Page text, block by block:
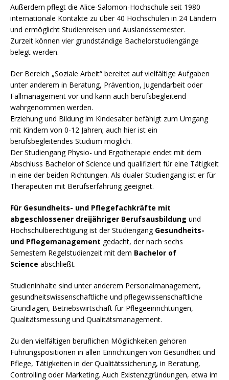
Außerdem pflegt die Alice-Salomon-Hochschule seit 1980
internationale Kontakte zu über 40 Hochschulen in 24 Ländern
und ermöglicht Studienreisen und Auslandssemester.
Zurzeit können vier grundständige Bachelorstudiengänge
belegt werden.
Der Bereich „Soziale Arbeit“ bereitet auf vielfältige Aufgaben
unter anderem in Beratung, Prävention, Jugendarbeit oder
Fallmanagement vor und kann auch berufsbegleitend
wahrgenommen werden.
Erziehung und Bildung im Kindesalter befähigt zum Umgang
mit Kindern von 0-12 Jahren; auch hier ist ein
berufsbegleitendes Studium möglich.
Der Studiengang Physio- und Ergotherapie endet mit dem
Abschluss Bachelor of Science und qualifiziert für eine Tätigkeit
in eine der beiden Richtungen. Als dualer Studiengang ist er für
Therapeuten mit Berufserfahrung geeignet.
Für Gesundheits- und Pflegefachkräfte mit
abgeschlossener dreijähriger Berufsausbildung und
Hochschulberechtigung ist der Studiengang Gesundheits-
und Pflegemanagement gedacht, der nach sechs
Semestern Regelstudienzeit mit dem Bachelor of
Science abschließt.
Studieninhalte sind unter anderem Personalmanagement,
gesundheitswissenschaftliche und pflegewissenschaftliche
Grundlagen, Betriebswirtschaft für Pflegeeinrichtungen,
Qualitätsmessung und Qualitätsmanagement.
Zu den vielfältigen beruflichen Möglichkeiten gehören
Führungspositionen in allen Einrichtungen von Gesundheit und
Pflege, Tätigkeiten in der Qualitätssicherung, in Beratung,
Controlling oder Marketing. Auch Existenzgründungen, etwa im